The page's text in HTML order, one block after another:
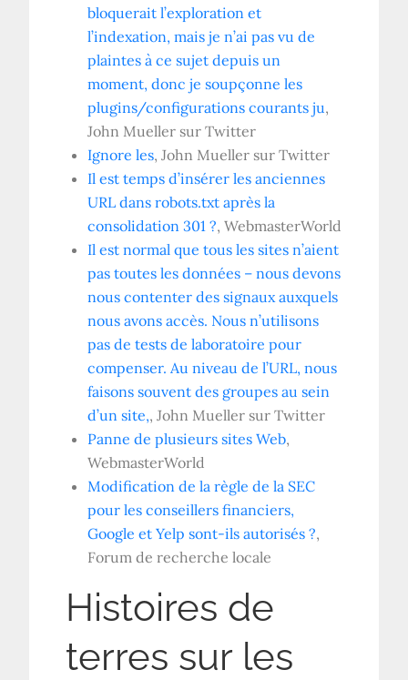
bloquerait l’exploration et
l’indexation, mais je n’ai pas vu de
plaintes à ce sujet depuis un
moment, donc je soupçonne les
plugins/configurations courants ju,
John Mueller sur Twitter
Ignore les, John Mueller sur Twitter
Il est temps d’insérer les anciennes
URL dans robots.txt après la
consolidation 301 ?, WebmasterWorld
Il est normal que tous les sites n’aient
pas toutes les données – nous devons
nous contenter des signaux auxquels
nous avons accès. Nous n’utilisons
pas de tests de laboratoire pour
compenser. Au niveau de l’URL, nous
faisons souvent des groupes au sein
d’un site,, John Mueller sur Twitter
Panne de plusieurs sites Web,
WebmasterWorld
Modification de la règle de la SEC
pour les conseillers financiers,
Google et Yelp sont-ils autorisés ?,
Forum de recherche locale
Histoires de
terres sur les